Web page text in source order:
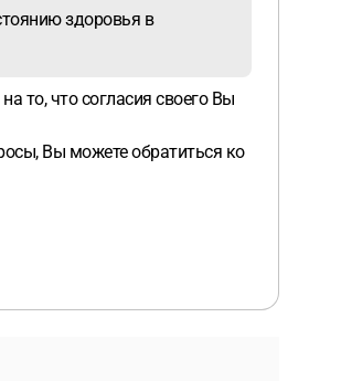
здоровья в
то, что согласия своего Вы
Вы можете обратиться ко